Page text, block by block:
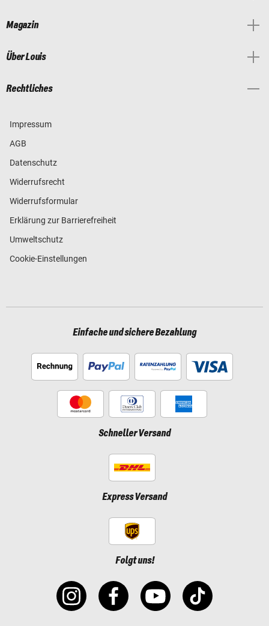
Magazin
Über Louis
Rechtliches
Impressum
AGB
Datenschutz
Widerrufsrecht
Widerrufsformular
Erklärung zur Barrierefreiheit
Umweltschutz
Cookie-Einstellungen
Einfache und sichere Bezahlung
Schneller Versand
Express Versand
Folgt uns!